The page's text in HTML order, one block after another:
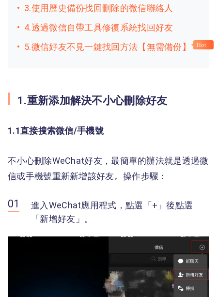
3.使用歷史備份找回刪除的微信聯絡人
4.透過微信自帶工具修復系統找回好友
5.微信好友不見一鍵找回方法【無需備份】
Hot
1.重新添加解決不小心刪除好友
1.1直接搜索微信/手機號
不小心刪除WeChat好友，最簡單的辦法就是透過微
信或手機號重新新增該好友。操作步驟：
進入WeChat應用程式，點選「+」後點選
「新增好友」。